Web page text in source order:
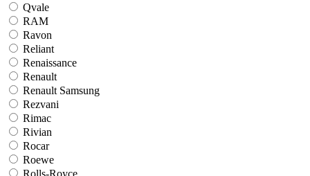
Qvale
RAM
Ravon
Reliant
Renaissance
Renault
Renault Samsung
Rezvani
Rimac
Rivian
Rocar
Roewe
Rolls-Royce